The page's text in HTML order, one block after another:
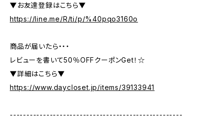
▼お友達登録はこちら▼
https://line.me/R/ti/p/%40pqo3160o
商品が届いたら・・・
レビューを書いて50％OFFクーポンGet！☆
▼詳細はこちら▼
https://www.daycloset.jp/items/39133941
----------------------------------------------------